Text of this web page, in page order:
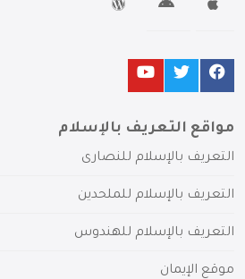
مواقع التعريف بالإسلام
التعريف بالإسلام للنصارى
التعريف بالإسلام للملحدين
التعريف بالإسلام للهندوس
موقع الإيمان